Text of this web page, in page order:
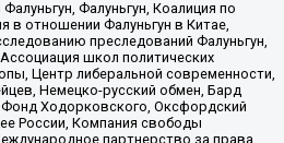
Фалуньгун, Коалиция по
в отношении Фалуньгун в Китае,
преследований Фалуньгун,
школ политических
Центр либеральной современности,
Немецко-русский обмен, Бард
Ходорковского, Оксфордский
России, Компания свободы
партнерство за права